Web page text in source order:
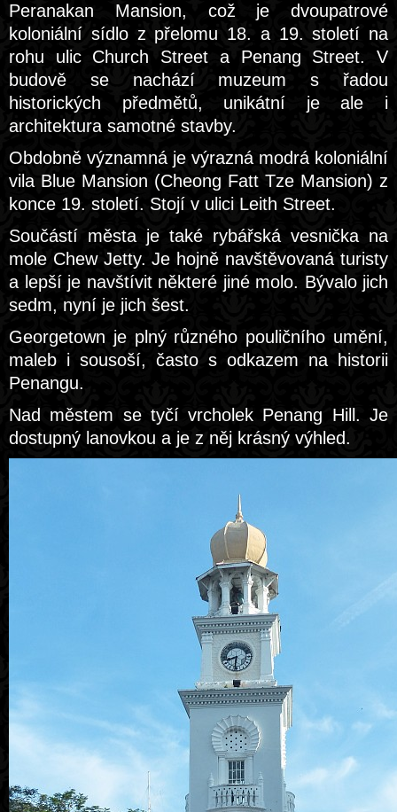
Peranakan Mansion, což je dvoupatrové
koloniální sídlo z přelomu 18. a 19. století na
rohu ulic Church Street a Penang Street. V
budově se nachází muzeum s řadou
historických předmětů, unikátní je ale i
architektura samotné stavby.
Obdobně významná je výrazná modrá koloniální
vila Blue Mansion (Cheong Fatt Tze Mansion) z
konce 19. století. Stojí v ulici Leith Street.
Součástí města je také rybářská vesnička na
mole Chew Jetty. Je hojně navštěvovaná turisty
a lepší je navštívit některé jiné molo. Bývalo jich
sedm, nyní je jich šest.
Georgetown je plný různého pouličního umění,
maleb i sousoší, často s odkazem na historii
Penangu.
Nad městem se tyčí vrcholek Penang Hill. Je
dostupný lanovkou a je z něj krásný výhled.